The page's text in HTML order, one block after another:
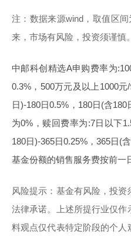
注：数据来源wind，取值区
来，市场有风险，投资须谨慎。
中邮科创精选A申购费率为
0.3%，500万元及以上1000
日)-180日0.5%，180日(含
为0%，赎回费率为:7日以下
180日)-365日0.25%，365日(
基金份额的销售服务费按前一
风险提示：基金有风险，投
法律承诺。上述所提行业仅
料观点仅代表特定阶段的个